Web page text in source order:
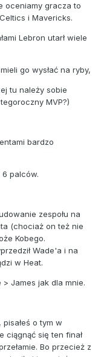
oceniamy gracza to
i Mavericks.
Lebron utarł wiele
go wysłać na ryby,
tu należy sobie
MVP?)
bardzo
6 palców.
zespołu na
(chociaż on też nie
Kobego.
Wade'a i na
w Heat.
> James jak dla mnie.
o tym w
ciągnąć się ten finał
Bo przecież z